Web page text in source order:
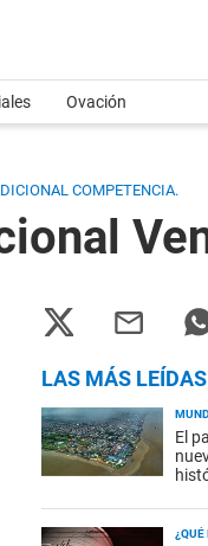
Ovación
COMPETENCIA.
LAS MÁS LEÍDAS
El
¿QUÉ